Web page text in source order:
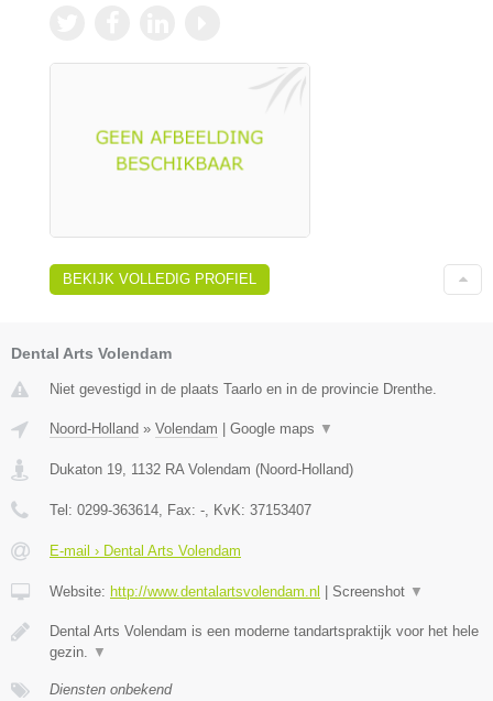
BEKIJK VOLLEDIG PROFIEL
Dental Arts Volendam
Niet gevestigd in de plaats Taarlo en in de provincie Drenthe.
Noord-Holland » Volendam Google maps ▼
Dukaton 19 1132 RA Volendam (Noord-Holland)
Tel: 0299-363614 , Fax: - , KvK: 37153407
E-mail › Dental Arts Volendam
Website: http://www.dentalartsvolendam.nl Screenshot ▼
Dental Arts Volendam is een moderne tandartspraktijk voor het hele
gezin.
▼
Diensten onbekend